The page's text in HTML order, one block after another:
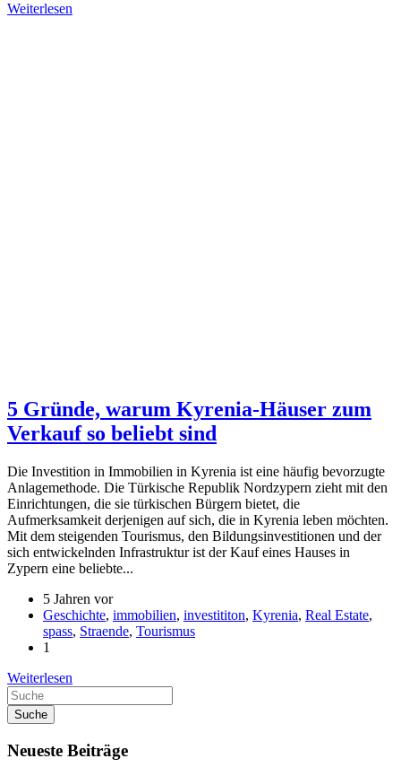
Weiterlesen
5 Gründe, warum Kyrenia-Häuser zum
Verkauf so beliebt sind
Die Investition in Immobilien in Kyrenia ist eine häufig bevorzugte
Anlagemethode. Die Türkische Republik Nordzypern zieht mit den
Einrichtungen, die sie türkischen Bürgern bietet, die
Aufmerksamkeit derjenigen auf sich, die in Kyrenia leben möchten.
Mit dem steigenden Tourismus, den Bildungsinvestitionen und der
sich entwickelnden Infrastruktur ist der Kauf eines Hauses in
Zypern eine beliebte...
5 Jahren vor
Geschichte, immobilien, investititon, Kyrenia, Real Estate,
spass, Straende, Tourismus
1
Weiterlesen
Suche
Neueste Beiträge